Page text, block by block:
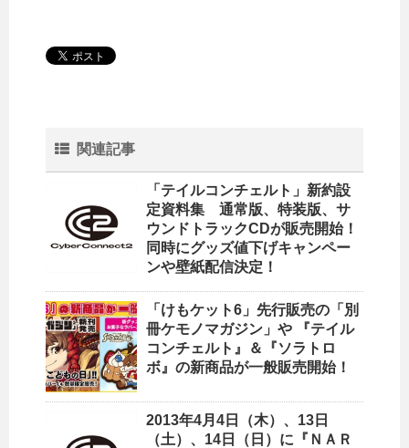
関連記事
「テイルコンチェルト」新約設
定資料集 通常版、特装版、サ
ウンドトラックCDが販売開始！
同時にグッズ値下げキャンペー
ンや壁紙配信決定！
「けもケット6」先行販売の「別
冊ケモノマガジン」や 『テイル
コンチェルト』＆『ソラトロ
ボ』の新商品が一般販売開始！
2013年4月4日（木）、13日
（土）、14日（日）に『ＮＡＲ